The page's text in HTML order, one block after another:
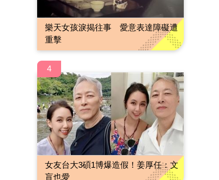
樂天女孩淚揭往事 愛意表達障礙遭
重擊
4
女友台大3碩1博爆造假！姜厚任：文
盲也愛